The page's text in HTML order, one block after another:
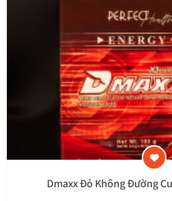
Dmaxx Đỏ Không Đường